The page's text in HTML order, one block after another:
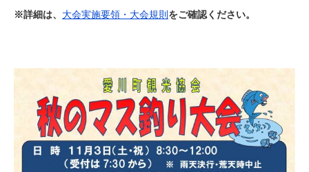
※詳細は、 大会実施要領・大会規則 をご確認ください。